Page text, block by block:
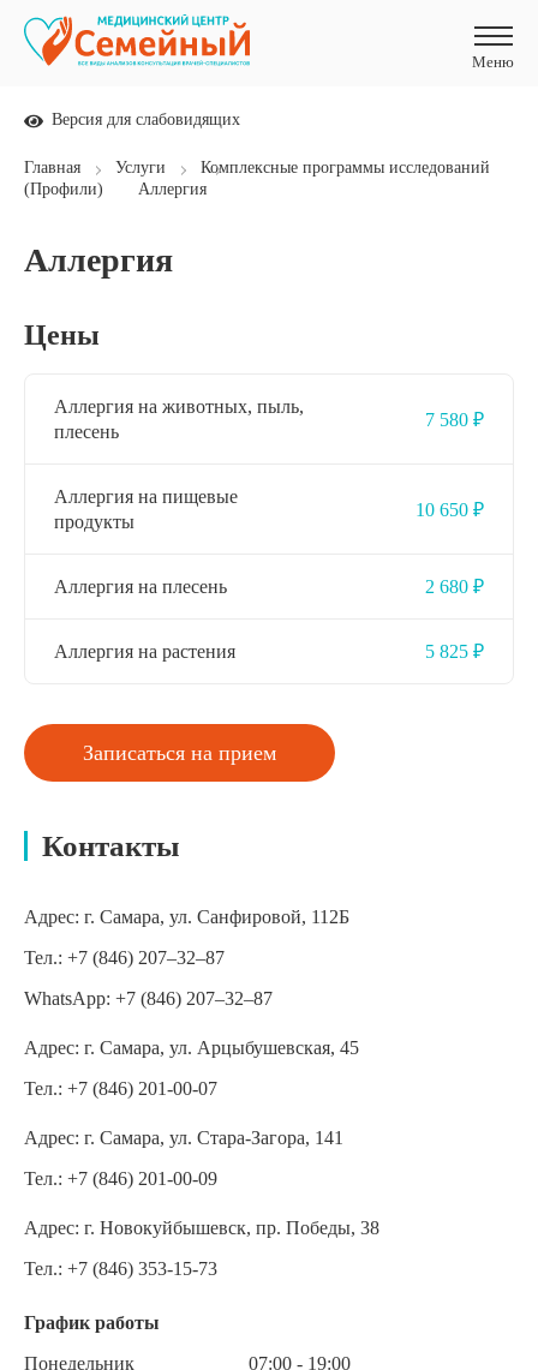
Меню
Меню
Версия для слабовидящих
Главная Услуги
Комплексные программы исследований
(Профили)
Аллергия
Аллергия
Цены
Аллергия на животных, пыль,
плесень
7 580 ₽
Аллергия на пищевые
продукты
10 650 ₽
Аллергия на плесень 2 680 ₽
Аллергия на растения 5 825 ₽
Записаться на прием
Контакты
Адрес: г. Самара, ул. Санфировой, 112Б
Тел.: +7 (846) 207‒32‒87
WhatsApp: +7 (846) 207‒32‒87
Адрес: г. Самара, ул. Арцыбушевская, 45
Тел.: +7 (846) 201-00-07
Адрес: г. Самара, ул. Стара-Загора, 141
Тел.: +7 (846) 201-00-09
Адрес: г. Новокуйбышевск, пр. Победы, 38
Тел.: +7 (846) 353-15-73
График работы
Понедельник
07:00 - 19:00